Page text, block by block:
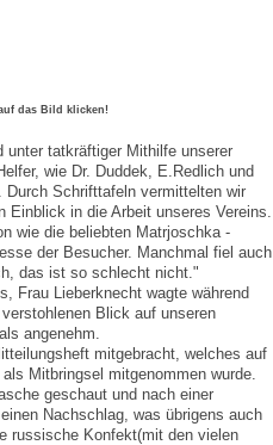
das Bild klicken!
unter tatkräftiger Mithilfe unserer
wie Dr. Duddek, E.Redlich und
Schrifttafeln vermittelten wir
in die Arbeit unseres Vereins.
wie die beliebten Matrjoschka -
der Besucher. Manchmal fiel auch
das ist so schlecht nicht."
Frau Lieberknecht wagte während
Blick auf unseren
angenehm.
mitgebracht, welches auf
Mitbringsel mitgenommen wurde.
geschaut und nach einer
Nachschlag, was übrigens auch
russische Konfekt(mit den vielen